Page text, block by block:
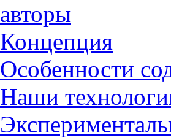
авторы
Концепция
Особенности
Наши